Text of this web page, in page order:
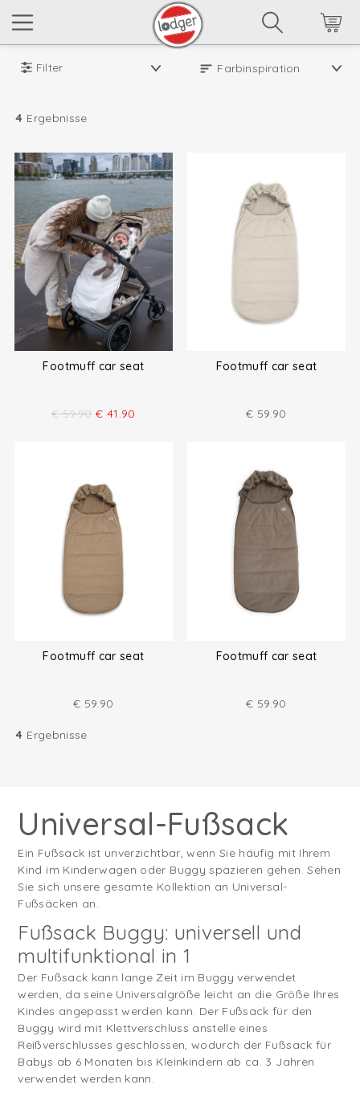
Filter
4 Ergebnisse
Footmuff car seat
€ 59.90 € 41.90
Footmuff car seat
€ 59.90
Footmuff car seat
€ 59.90
Footmuff car seat
€ 59.90
4 Ergebnisse
Universal-Fußsack
Ein Fußsack ist unverzichtbar, wenn Sie häufig mit Ihrem
Kind im Kinderwagen oder Buggy spazieren gehen. Sehen
Sie sich unsere gesamte Kollektion an Universal-
Fußsäcken an.
Fußsack Buggy: universell und
multifunktional in 1
Der Fußsack kann lange Zeit im Buggy verwendet
werden, da seine Universalgröße leicht an die Größe Ihres
Kindes angepasst werden kann. Der Fußsack für den
Buggy wird mit Klettverschluss anstelle eines
Reißverschlusses geschlossen, wodurch der Fußsack für
Babys ab 6 Monaten bis Kleinkindern ab ca. 3 Jahren
verwendet werden kann.